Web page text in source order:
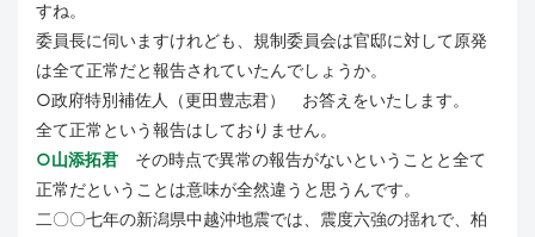
すね。
委員長に伺いますけれども、規制委員会は官邸に対して原発
は全て正常だと報告されていたんでしょうか。
○政府特別補佐人（更田豊志君） お答えをいたします。
全て正常という報告はしておりません。
○山添拓君 その時点で異常の報告がないということと全て
正常だということは意味が全然違うと思うんです。
二〇〇七年の新潟県中越沖地震では、震度六強の揺れで、柏